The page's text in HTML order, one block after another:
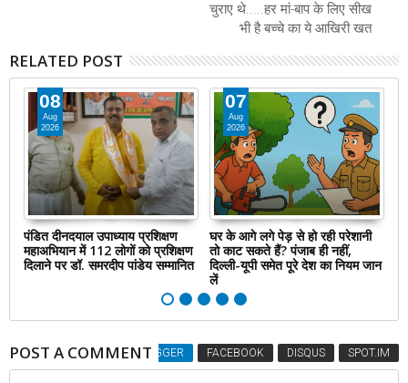
चुराए थे.....हर मां-बाप के लिए सीख
भी है बच्चे का ये आखिरी खत
RELATED POST
08
Aug
2026
पंडित दीनदयाल उपाध्याय प्रशिक्षण
महाअभियान में 112 लोगों को प्रशिक्षण
दिलाने पर डॉ. समरदीप पांडेय सम्मानित
07
Aug
2026
घर के आगे लगे पेड़ से हो रही परेशानी
तो काट सकते हैं? पंजाब ही नहीं,
दिल्‍ली-यूपी समेत पूरे देश का नियम जान
लें
POST A COMMENTBLOGGER FACEBOOK DISQUS SPOT.IM